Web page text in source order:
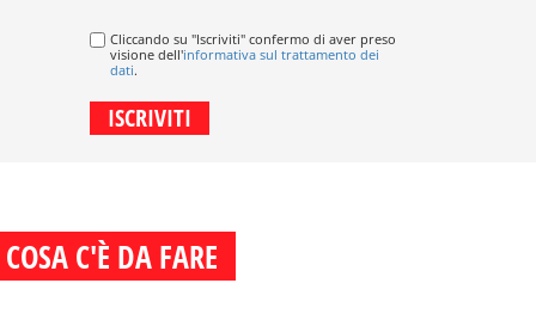
Cliccando su "Iscriviti" confermo di aver preso
visione dell'informativa sul trattamento dei
dati.
COSA C'È DA FARE